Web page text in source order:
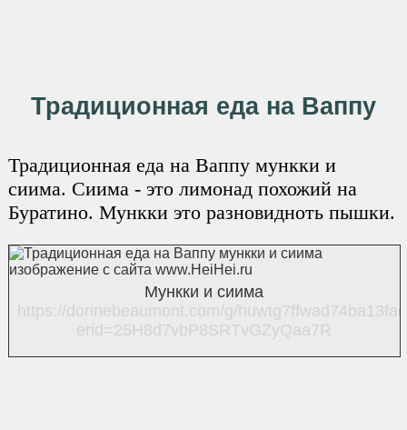
Традиционная еда на Ваппу
Традиционная еда на Ваппу мункки и
сиима. Сиима - это лимонад похожий на
Буратино. Мункки это разновидноть пышки.
Мункки и сиима
https://dorinebeaumont.com/g/
erid=25H8d7vbP8SRTvGZyQaa7R